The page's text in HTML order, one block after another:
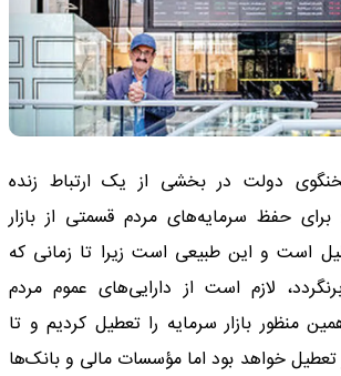
دولت در بخشی از یک ارتباط زنده
برای حفظ سرمایه‌های مردم قسمتی از بازار
است و این طبیعی است زیرا تا زمانی که
لازم است از دارایی‌های عموم مردم
منظور بازار سرمایه را تعطیل کردیم و تا
تعطیل خواهد بود اما مؤسسات مالی و بانک‌ها